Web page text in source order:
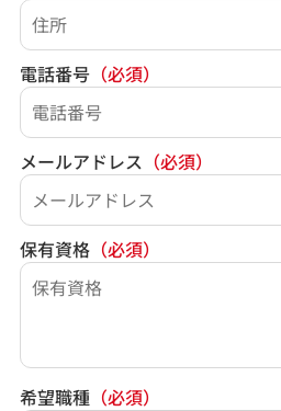
電話番号（必須）
メールアドレス （必須）
保有資格（必須）
希望職種（必須）